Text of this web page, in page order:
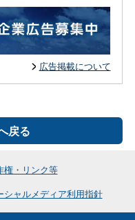
広告掲載について
戻る
権・リンク等
シャルメディア利用指針